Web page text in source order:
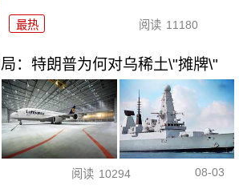
最热 阅读 11180
：特朗普为何对乌稀土\"摊牌\"
阅读 10294 08-03